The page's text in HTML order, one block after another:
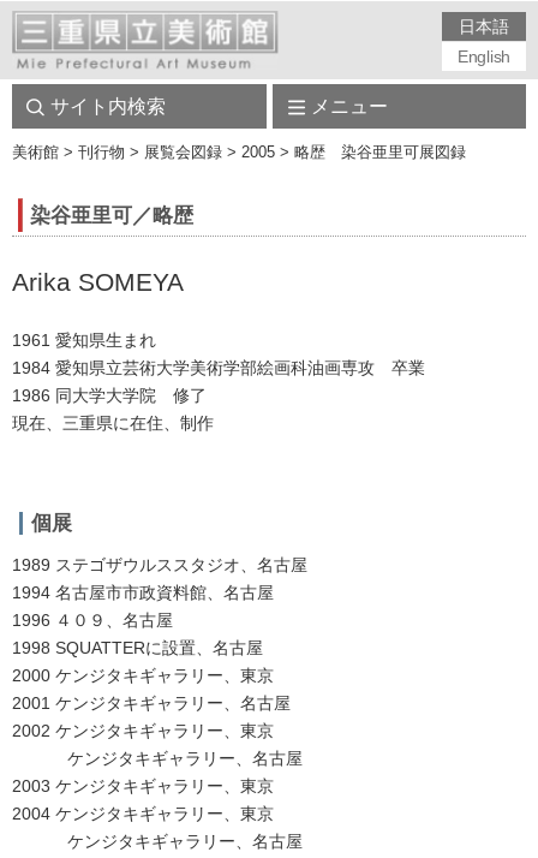
日本語
English
サイト内検索 メニュー
美術館 > 刊行物 > 展覧会図録 > 2005 > 略歴 染谷亜里可展図録
染谷亜里可／略歴
Arika SOMEYA
1961 愛知県生まれ
1984 愛知県立芸術大学美術学部絵画科油画専攻 卒業
1986 同大学大学院 修了
現在、三重県に在住、制作
個展
1989 ステゴザウルススタジオ、名古屋
1994 名古屋市市政資料館、名古屋
1996 ４０９、名古屋
1998 SQUATTERに設置、名古屋
2000 ケンジタキギャラリー、東京
2001 ケンジタキギャラリー、名古屋
2002 ケンジタキギャラリー、東京
ケンジタキギャラリー、名古屋
2003 ケンジタキギャラリー、東京
2004 ケンジタキギャラリー、東京
ケンジタキギャラリー、名古屋